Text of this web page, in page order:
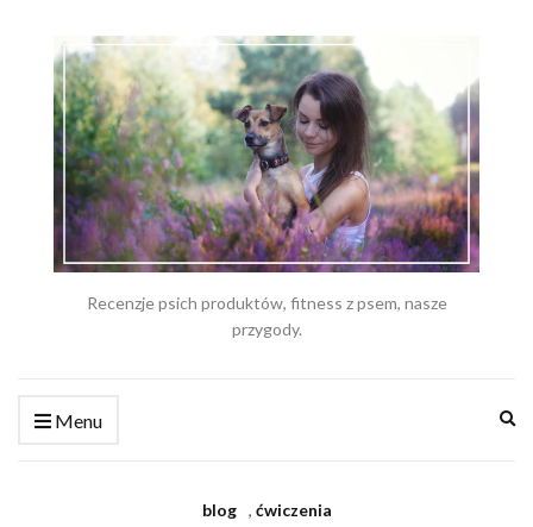
Recenzje psich produktów, fitness z psem, nasze
przygody.
Menu
blog , ćwiczenia